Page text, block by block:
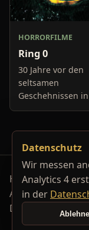
HORRORFILME
Ring 0
30 Jahre vor den
seltsamen
Geschehnissen in
und „Ring 2“
Horrorfilm-
Archiv.
Cookie-
Datenschutz
Wir messen
Analytics 4
in der